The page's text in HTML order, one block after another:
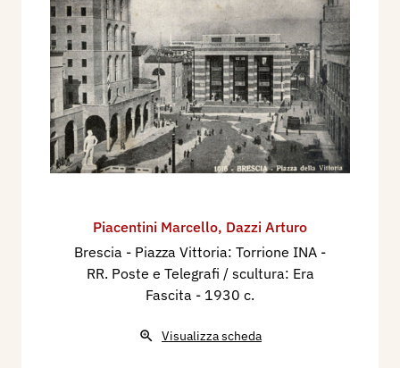
Piacentini Marcello, Dazzi Arturo
Brescia - Piazza Vittoria: Torrione INA -
RR. Poste e Telegrafi / scultura: Era
Fascita - 1930 c.
Visualizza scheda